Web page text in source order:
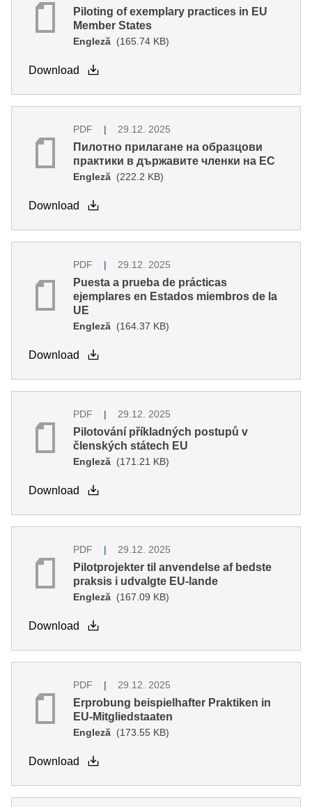
Piloting of exemplary practices in EU
Member States
Engleză (165.74 KB)
Download
PDF 29.12. 2025
Пилотно прилагане на образцови
практики в държавите членки на ЕС
Engleză (222.2 KB)
Download
PDF 29.12. 2025
Puesta a prueba de prácticas
ejemplares en Estados miembros de la
UE
Engleză (164.37 KB)
Download
PDF 29.12. 2025
Pilotování příkladných postupů v
členských státech EU
Engleză (171.21 KB)
Download
PDF 29.12. 2025
Pilotprojekter til anvendelse af bedste
praksis i udvalgte EU-lande
Engleză (167.09 KB)
Download
PDF 29.12. 2025
Erprobung beispielhafter Praktiken in
EU-Mitgliedstaaten
Engleză (173.55 KB)
Download